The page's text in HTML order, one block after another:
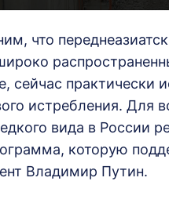
что
сейчас практически
истребления. Для
вида в России
которую
Владимир Путин.